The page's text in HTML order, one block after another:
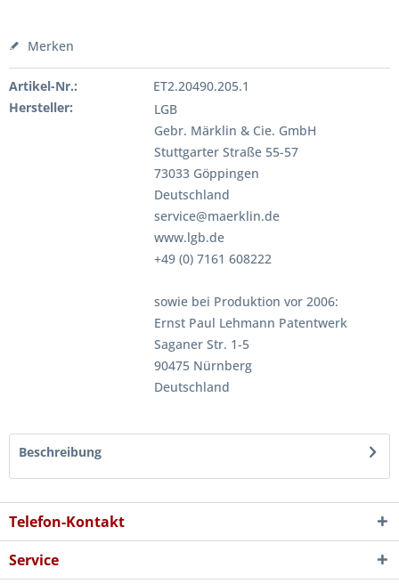
Merken
Artikel-Nr.:
ET2.20490.205.1
Hersteller:
LGB
Gebr. Märklin & Cie. GmbH
Stuttgarter Straße 55-57
73033 Göppingen
Deutschland
service@maerklin.de
www.lgb.de
+49 (0) 7161 608222
sowie bei Produktion vor 2006:
Ernst Paul Lehmann Patentwerk
Saganer Str. 1-5
90475 Nürnberg
Deutschland
Beschreibung
Telefon-Kontakt
Service